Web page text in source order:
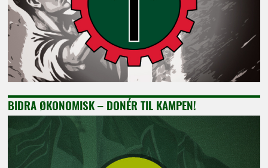
BIDRA ØKONOMISK – DONÉR TIL KAMPEN!